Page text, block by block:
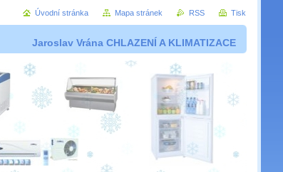
Jaroslav Vrána CHLAZENÍ A KLIMATIZACE
Úvodní stránka Mapa stránek RSS Tisk